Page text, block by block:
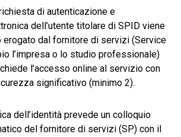
di autenticazione e
dell’utente titolare di SPID viene
erogato dal fornitore di servizi (Service
l’impresa o lo studio professionale)
l’accesso online al servizio con
significativo (minimo 2).
dell’identità prevede un colloquio
del fornitore di servizi (SP) con il